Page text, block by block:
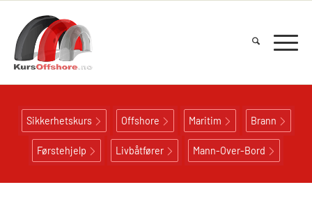
Sikkerhetskurs Offshore Maritim Brann
Førstehjelp Livbåtfører Mann-Over-Bord